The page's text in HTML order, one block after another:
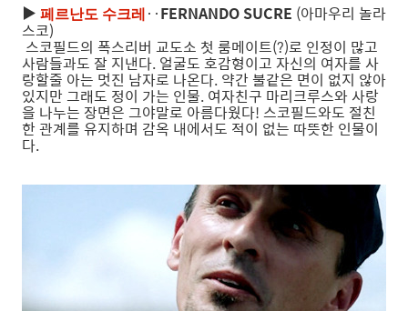
▶ 페르난도 수크레 ‥FERNANDO SUCRE (아마우리 놀라
스코)
스코필드의 폭스리버 교도소 첫 룸메이트(?)로 인정이 많고
사람들과도 잘 지낸다. 얼굴도 호감형이고 자신의 여자를 사
랑할줄 아는 멋진 남자로 나온다. 약간 불같은 면이 없지 않아
있지만 그래도 정이 가는 인물. 여자친구 마리크루스와 사랑
을 나누는 장면은 그야말로 아름다웠다! 스코필드와도 절친
한 관계를 유지하며 감옥 내에서도 적이 없는 따뜻한 인물이
다.